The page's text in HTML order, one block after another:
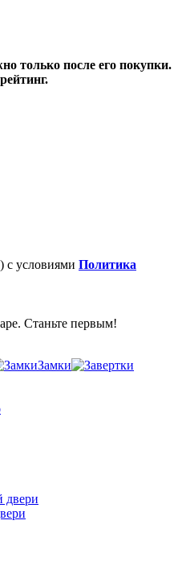
только после его покупки.
с условиями Политика
Станьте первым!
Замки